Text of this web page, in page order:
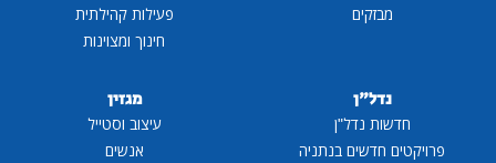
מבזקים
פעילות קהילתית
חינוך ומצוינות
נדל"ן
חדשות נדל"ן
פרויקטים חדשים בנתניה
מגזין
עיצוב וסטייל
אנשים